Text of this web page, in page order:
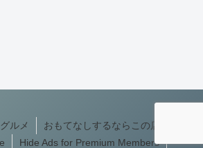
ルメ
おもてなしするならこの店
Hide Ads for Premium Members